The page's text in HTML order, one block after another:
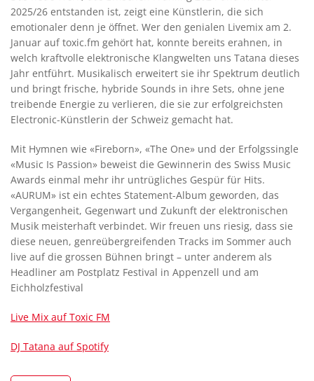
2025/26 entstanden ist, zeigt eine Künstlerin, die sich
emotionaler denn je öffnet. Wer den genialen Livemix am 2.
Januar auf toxic.fm gehört hat, konnte bereits erahnen, in
welch kraftvolle elektronische Klangwelten uns Tatana dieses
Jahr entführt. Musikalisch erweitert sie ihr Spektrum deutlich
und bringt frische, hybride Sounds in ihre Sets, ohne jene
treibende Energie zu verlieren, die sie zur erfolgreichsten
Electronic-Künstlerin der Schweiz gemacht hat.
Mit Hymnen wie «Fireborn», «The One» und der Erfolgssingle
«Music Is Passion» beweist die Gewinnerin des Swiss Music
Awards einmal mehr ihr untrügliches Gespür für Hits.
«AURUM» ist ein echtes Statement-Album geworden, das
Vergangenheit, Gegenwart und Zukunft der elektronischen
Musik meisterhaft verbindet. Wir freuen uns riesig, dass sie
diese neuen, genreübergreifenden Tracks im Sommer auch
live auf die grossen Bühnen bringt – unter anderem als
Headliner am Postplatz Festival in Appenzell und am
Eichholzfestival
Live Mix auf Toxic FM
DJ Tatana auf Spotify